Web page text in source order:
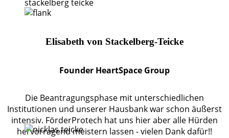
Elisabeth von Stackelberg-Teicke
Founder HeartSpace Group
Die Beantragungsphase mit unterschiedlichen
Institutionen und unserer Hausbank war schon äußerst
intensiv. FörderProtech hat uns hier aber alle Hürden
hervorragend meistern lassen - vielen Dank dafür!!